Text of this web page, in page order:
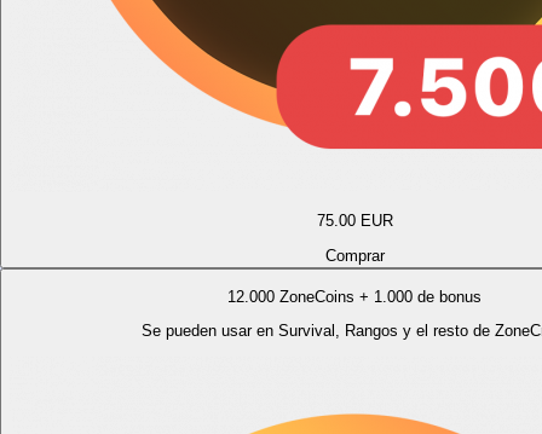
75.00 EUR
Comprar
12.000 ZoneCoins + 1.000 de bonus
Se pueden usar en Survival, Rangos y el resto de